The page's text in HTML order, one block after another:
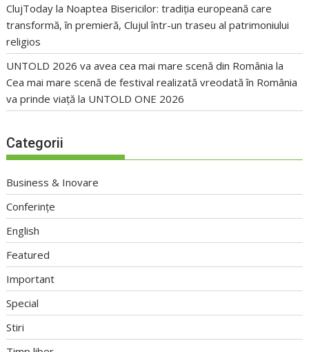
ClujToday la Noaptea Bisericilor: tradiția europeană care
transformă, în premieră, Clujul într-un traseu al patrimoniului
religios
UNTOLD 2026 va avea cea mai mare scenă din România la
Cea mai mare scenă de festival realizată vreodată în România
va prinde viață la UNTOLD ONE 2026
Categorii
Business & Inovare
Conferințe
English
Featured
Important
Special
Stiri